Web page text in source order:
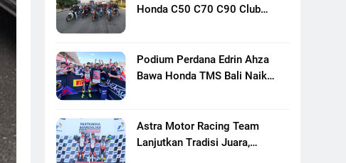
Honda C50 C70 C90 Club
Motor Klasik Honda
Podium Perdana Edrin Ahza
Bawa Honda TMS Bali Naik
Astra Motor Racing Team
Lanjutkan Tradisi Juara,